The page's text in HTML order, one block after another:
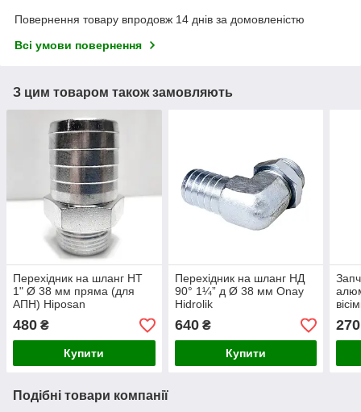
Повернення товару впродовж 14 днів за домовленістю
Всі умови повернення
З цим товаром також замовляють
Перехідник на шланг НТ
1" Ø 38 мм пряма (для
АПН) Hiposan
480 ₴
Купити
Перехідник на шланг НД
90° 1¼” д Ø 38 мм Onay
Hidrolik
640₴
Купити
270
Подібні товари компанії